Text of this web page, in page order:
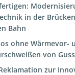
in der
Bahn
ohne Wärmevor-
von
zur